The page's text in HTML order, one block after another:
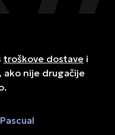
troškove dostave i
ako nije drugačije
Pascual